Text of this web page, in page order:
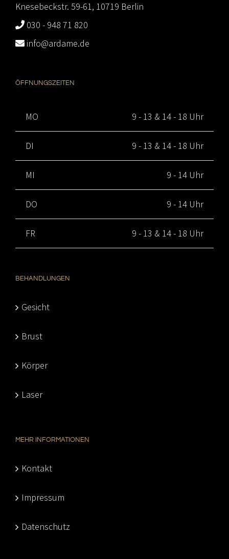
Knesebeckstr. 59-61, 10719 Berlin
030 - 948 71 820
info@ardame.de
ÖFFNUNGSZEITEN
MO 9 - 13 & 14 - 18 Uhr
DI 9 - 13 & 14 - 18 Uhr
MI 9 - 14 Uhr
DO 9 - 14 Uhr
FR 9 - 13 & 14 - 18 Uhr
BEHANDLUNGEN
Gesicht
Brust
Körper
Laser
MEHR INFORMATIONEN
Kontakt
Impressum
Datenschutz